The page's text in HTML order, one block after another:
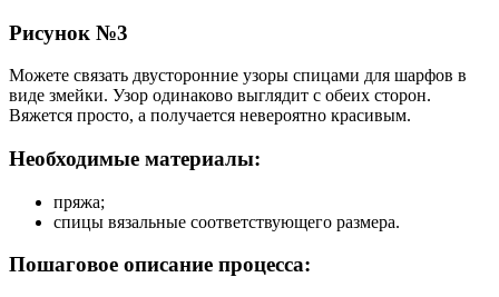
Рисунок №3
Можете связать двусторонние узоры спицами для шарфов в
виде змейки. Узор одинаково выглядит с обеих сторон.
Вяжется просто, а получается невероятно красивым.
Необходимые материалы:
пряжа;
спицы вязальные соответствующего размера.
Пошаговое описание процесса: